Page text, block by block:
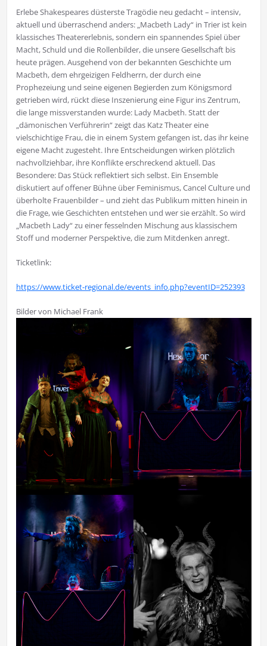
Erlebe Shakespeares düsterste Tragödie neu gedacht – intensiv,
aktuell und überraschend anders: „Macbeth Lady“ in Trier ist kein
klassisches Theatererlebnis, sondern ein spannendes Spiel über
Macht, Schuld und die Rollenbilder, die unsere Gesellschaft bis
heute prägen. Ausgehend von der bekannten Geschichte um
Macbeth, dem ehrgeizigen Feldherrn, der durch eine
Prophezeiung und seine eigenen Begierden zum Königsmord
getrieben wird, rückt diese Inszenierung eine Figur ins Zentrum,
die lange missverstanden wurde: Lady Macbeth. Statt der
„dämonischen Verführerin“ zeigt das Katz Theater eine
vielschichtige Frau, die in einem System gefangen ist, das ihr keine
eigene Macht zugesteht. Ihre Entscheidungen wirken plötzlich
nachvollziehbar, ihre Konflikte erschreckend aktuell. Das
Besondere: Das Stück reflektiert sich selbst. Ein Ensemble
diskutiert auf offener Bühne über Feminismus, Cancel Culture und
überholte Frauenbilder – und zieht das Publikum mitten hinein in
die Frage, wie Geschichten entstehen und wer sie erzählt. So wird
„Macbeth Lady“ zu einer fesselnden Mischung aus klassischem
Stoff und moderner Perspektive, die zum Mitdenken anregt.
Ticketlink:
https://www.ticket-regional.de/events_info.php?eventID=252393
Bilder von Michael Frank